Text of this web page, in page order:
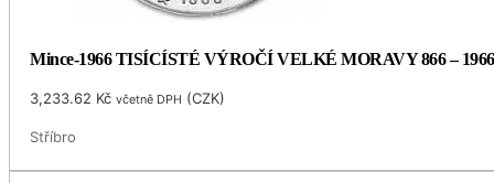
Mince-1966 TISÍCÍSTÉ VÝROČÍ VELKÉ MORAVY 866 – 1966
3,233.62 Kč včetně DPH (CZK)
Stříbro